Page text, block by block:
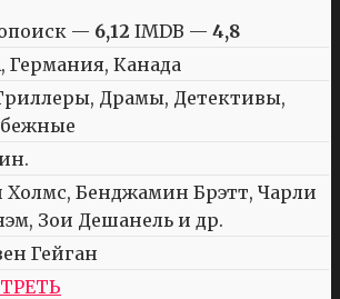
— 6,12 IMDB — 4,8
Германия, Канада
Драмы, Детективы,
Холмс, Бенджамин Брэтт, Чарли
Зои Дешанель и др.
Гейган